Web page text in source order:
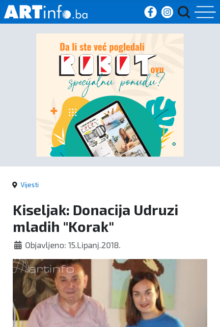
Početna
Kultura
kronika
Politika
Zanimljivosti
Vijesti
Kiseljak: Donacija Udruzi
mladih "Korak"
Objavljeno: 15.Lipanj.2018.